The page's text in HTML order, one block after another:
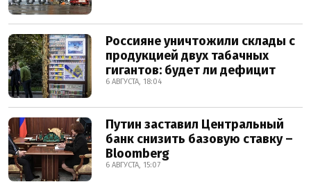
Россияне уничтожили склады с
продукцией двух табачных
гигантов: будет ли дефицит
6 АВГУСТА, 18:04
Путин заставил Центральный
банк снизить базовую ставку –
Bloomberg
6 АВГУСТА, 15:07